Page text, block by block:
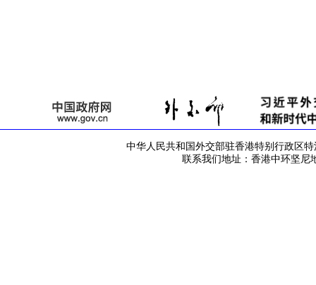
中华人民共和国外交部驻香港特别行政区特
联系我们地址：香港中环坚尼